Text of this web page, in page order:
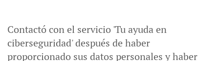
Contactó con el servicio 'Tu ayuda en
ciberseguridad' después de haber
proporcionado sus datos personales y haber